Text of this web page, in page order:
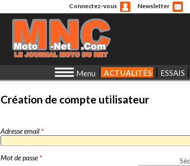
Connectez-vous Newsletter
Menu ACTUALITÉS ESSAIS
Création de compte utilisateur
Adresse email *
Mot de passe*